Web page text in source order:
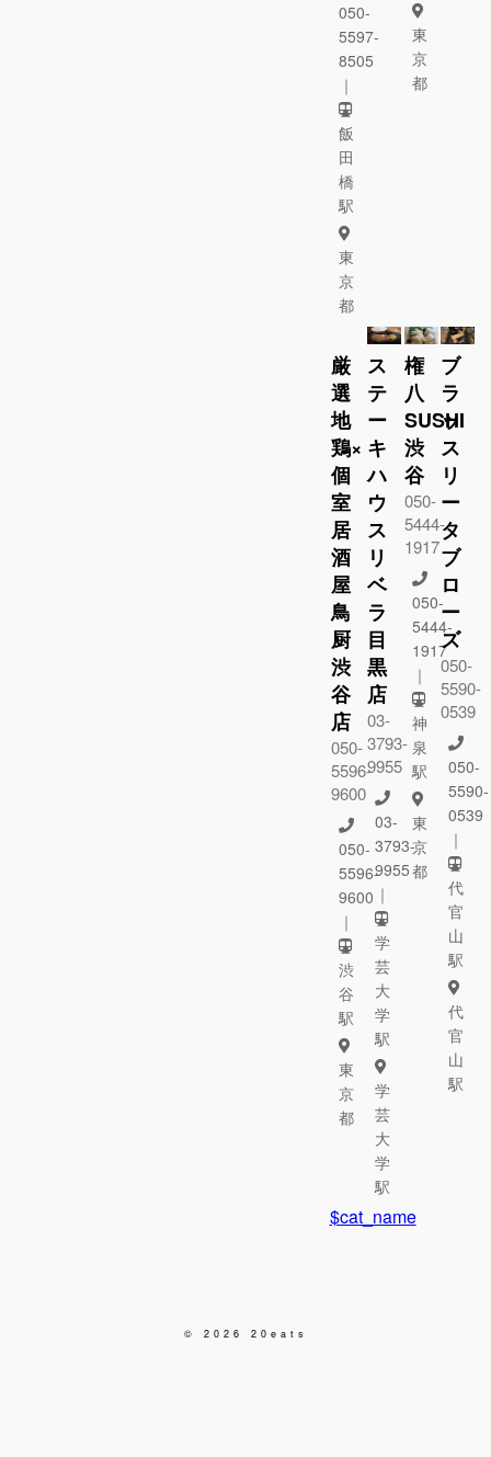
050-
5597-
8505
｜
飯
田
橋
駅
東
京
都
東
京
都
厳
選
地
鶏×
個
室
居
酒
屋
鳥
厨
渋
谷
店
050-
5596-
9600
050-
5596-
9600
｜
渋
谷
駅
東
京
都
ス
テ
ー
キ
ハ
ウ
ス
リ
ベ
ラ
目
黒
店
03-
3793-
9955
03-
3793-
9955
｜
学
芸
大
学
駅
学
芸
大
学
駅
権
八
SUSHI
渋
谷
050-
5444-
1917
050-
5444-
1917
｜
神
泉
駅
東
京
都
ブ
ラ
ッ
ス
リ
ー
タ
ブ
ロ
ー
ズ
050-
5590-
0539
050-
5590-
0539
｜
代
官
山
駅
代
官
山
駅
$cat_name
© 2026 20eats